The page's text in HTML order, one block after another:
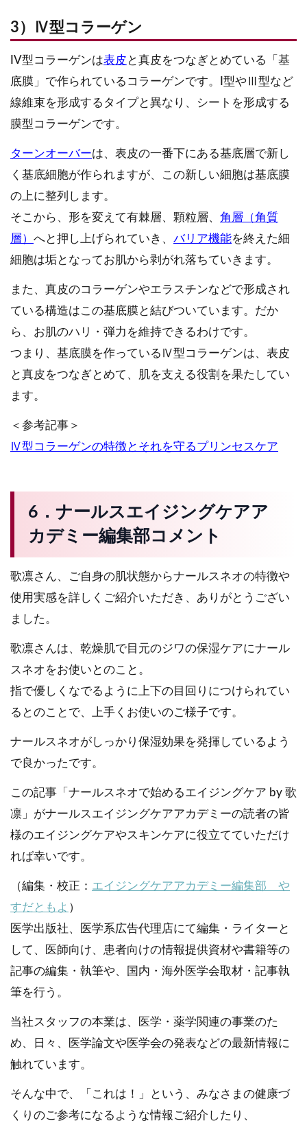
3）Ⅳ型コラーゲン
IV型コラーゲンは表皮 と真皮をつなぎとめている「基
底膜」で作られているコラーゲンです。I型やⅢ型など
線維束を形成するタイプと異なり、シートを形成する
膜型コラーゲンです。
ターンオーバーは、表皮の一番下にある基底層で新し
く基底細胞が作られますが、この新しい細胞は基底膜
の上に整列します。
そこから、形を変えて有棘層、顆粒層、 角層（角質
層） へと押し上げられていき、 バリア機能を終えた細
細胞は垢となってお肌から剥がれ落ちていきます。
また、真皮のコラーゲンやエラスチンなどで形成され
ている構造はこの基底膜と結びついています。だか
ら、お肌のハリ・弾力を維持できるわけです。
つまり、基底膜を作っているⅣ型コラーゲンは、表皮
と真皮をつなぎとめて、肌を支える役割を果たしてい
ます。
＜参考記事＞
Ⅳ型コラーゲンの特徴とそれを守るプリンセスケア
6．ナールスエイジングケアア
カデミー編集部コメント
歌凛さん、ご自身の肌状態からナールスネオの特徴や
使用実感を詳しくご紹介いただき、ありがとうござい
ました。
歌凛さんは、乾燥肌で目元のジワの保湿ケアにナール
スネオをお使いとのこと。
指で優しくなでるように上下の目回りにつけられてい
るとのことで、上手くお使いのご様子です。
ナールスネオがしっかり保湿効果を発揮しているよう
で良かったです。
この記事「ナールスネオで始めるエイジングケア by 歌
凛」がナールスエイジングケアアカデミーの読者の皆
様のエイジングケアやスキンケアに役立てていただけ
れば幸いです。
（編集・校正： エイジングケアアカデミー編集部 や
すだともよ ）
医学出版社、医学系広告代理店にて編集・ライターと
して、医師向け、患者向けの情報提供資材や書籍等の
記事の編集・執筆や、国内・海外医学会取材・記事執
筆を行う。
当社スタッフの本業は、医学・薬学関連の事業のた
め、日々、医学論文や医学会の発表などの最新情報に
触れています。
そんな中で、「これは！」という、みなさまの健康づ
くりのご参考になるような情報ご紹介したり、